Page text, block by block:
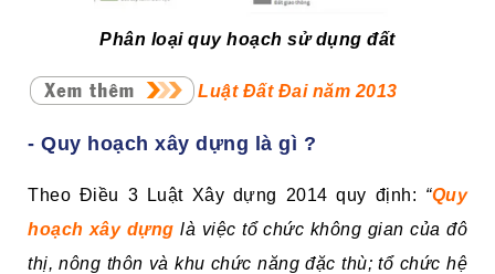
Phân loại quy hoạch sử dụng đất
Luật Đất Đai năm 2013
- Quy hoạch xây dựng là gì ?
Theo Điều 3 Luật Xây dựng 2014 quy định: “Quy
hoạch xây dựng là việc tổ chức không gian của đô
thị, nông thôn và khu chức năng đặc thù; tổ chức hệ